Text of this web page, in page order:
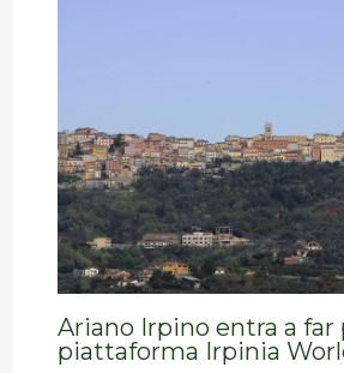
Ariano Irpino entra a far
piattaforma Irpinia